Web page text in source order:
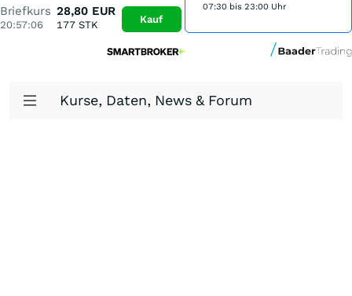
Briefkurs
20:57:06
28,80 EUR
177STK Kauf
07:30 bis 23:00 Uhr
Kurse, Daten, News & Forum